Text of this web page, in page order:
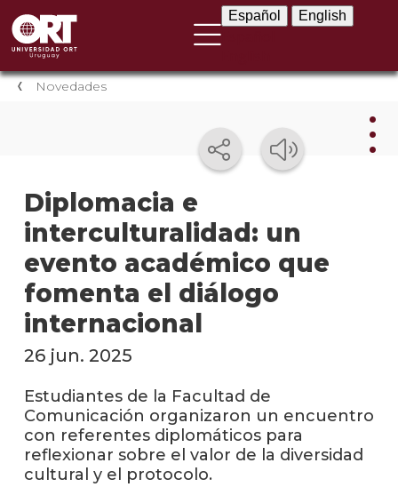
Español English
Novedades
Diplomacia e
interculturalidad: un
evento académico que
fomenta el diálogo
internacional
26 jun. 2025
Estudiantes de la Facultad de
Comunicación organizaron un encuentro
con referentes diplomáticos para
reflexionar sobre el valor de la diversidad
cultural y el protocolo.